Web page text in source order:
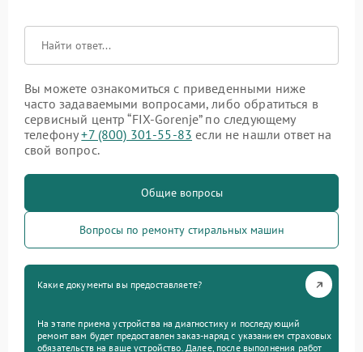
Вы можете ознакомиться с приведенными ниже
часто задаваемыми вопросами, либо обратиться в
сервисный центр “FIX-Gorenje” по следующему
телефону+7 (800) 301-55-83 если не нашли ответ на
свой вопрос.
Общие вопросы
Вопросы по ремонту стиральных машин
Какие документы вы предоставляете?
На этапе приема устройства на диагностику и последующий
ремонт вам будет предоставлен заказ-наряд с указанием страховых
обязательств на ваше устройство. Далее, после выполнения работ